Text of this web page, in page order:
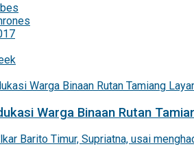
Warga Binaan Rutan